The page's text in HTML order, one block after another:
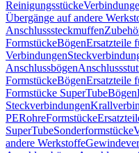
Reinigungsstücke
Übergänge auf andere
Anschlusssteckmuffen
FormstückeBögenErsatzteile
Verbindungen
Anschlussbögen
FormstückeBögenErsatzteile
Formstücke SuperTubeBögen
Steckverbindungen
PERohreFormstücke
SuperTubeSonderformstücke
andere Werkstoffe